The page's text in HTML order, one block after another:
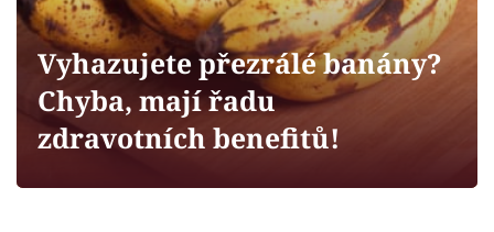
Sledujte prima+
Filmový festival Karlovy Vary
Vyhazujete přezrálé banány?
Chyba, mají řadu
zdravotních benefitů!